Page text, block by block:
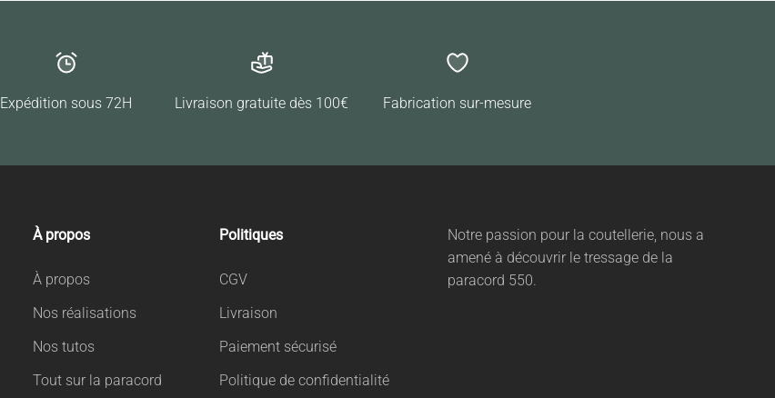
Expédition sous 72H Livraison gratuite dès 100€ Fabrication sur-mesure
À propos
À propos
Nos réalisations
Nos tutos
Tout sur la paracord
Politiques
CGV
Livraison
Paiement sécurisé
Politique de confidentialité
Notre passion pour la coutellerie, nous a
amené à découvrir le tressage de la
paracord 550.